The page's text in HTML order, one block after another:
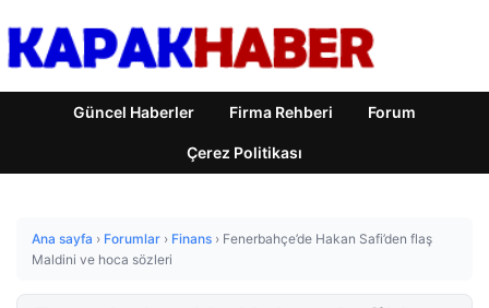
Güncel Haberler Firma Rehberi Forum
Çerez Politikası
Ana sayfa › Forumlar › Finans › Fenerbahçe’de Hakan Safi’den flaş
Maldini ve hoca sözleri